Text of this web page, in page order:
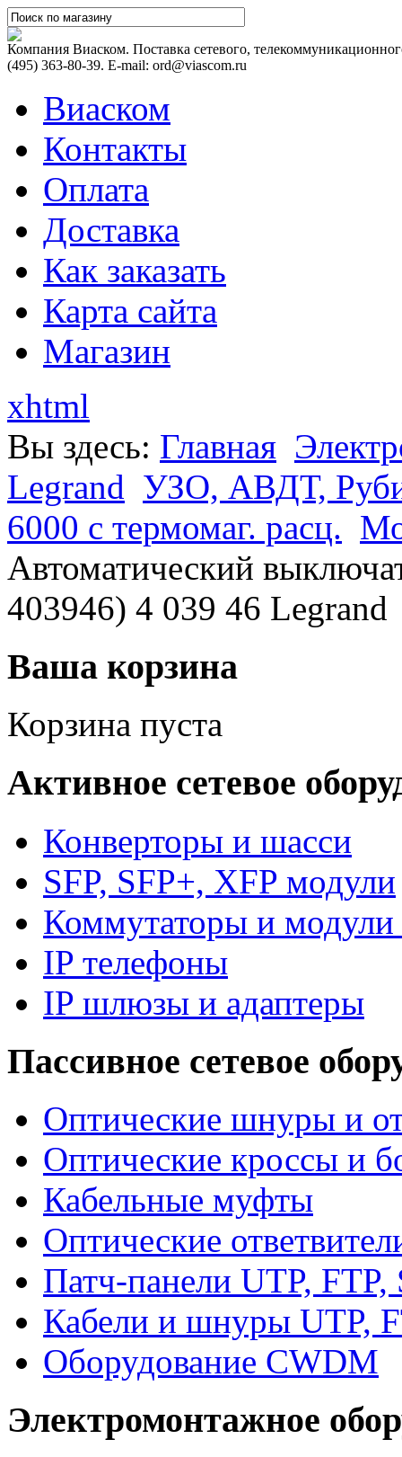
Компания Виаском. Поставка сетевого,
(495) 363-80-39. E-mail: ord@viascom.ru
Виаском
Контакты
Оплата
Доставка
Как заказать
Карта сайта
Магазин
xhtml
Вы здесь: Главная
Legrand УЗО, АВДТ,
6000 с термомаг. расц.
Автоматический
403946) 4 039 46 Legrand
Ваша корзина
Корзина пуста
Активное сетевое
Конверторы и шасси
SFP, SFP+, XFP модули
Коммутаторы и модули
IP телефоны
IP шлюзы и адаптеры
Пассивное сетевое
Оптические шнуры и
Оптические кроссы и
Кабельные муфты
Оптические
Патч-панели UTP, FTP,
Кабели и шнуры UTP,
Оборудование CWDM
Электромонтажное